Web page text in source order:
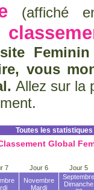
(affiché
vous
Allez sur la
Toutes les statistiques
Global
7 Jour 6 Jour 5
Novembre
Mardi
Septembre
Dimanche